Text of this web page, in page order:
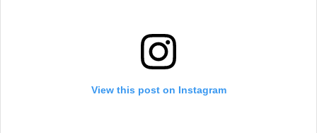
View this post on Instagram